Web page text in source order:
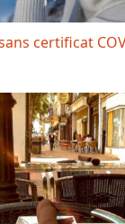
certificat